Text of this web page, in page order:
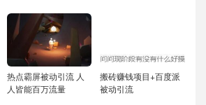
热点霸屏被动引流 人
人皆能百万流量
搬砖赚钱项目+百度派
被动引流